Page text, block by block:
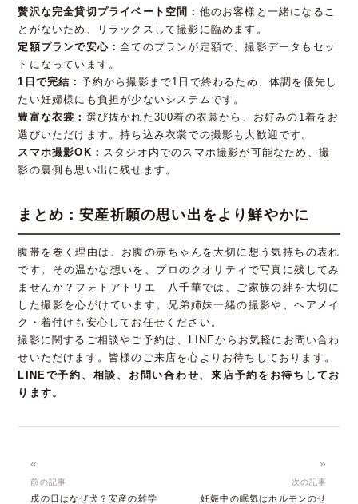
贅沢な完全貸切プライベート空間： 他のお客様と一緒になるこ
とがないため、リラックスして撮影に臨めます。
定額プランで安心：全てのプランが定額で、撮影データもセッ
トになっています。
1日で完結： 予約から撮影まで1日で終わるため、体調を優先し
たい妊婦様にも負担が少ないシステムです。
豊富な衣裳： 選び抜かれた300着の衣裳から、お好みの1着をお
選びいただけます。持ち込み衣裳での撮影も大歓迎です。
スマホ撮影OK： スタジオ内でのスマホ撮影が可能なため、撮
影の裏側も思い出に残せます。
まとめ：安産祈願の思い出をより鮮やかに
腹帯を巻く理由は、お腹の赤ちゃんを大切に想う気持ちの表れ
です。その温かな想いを、プロのクオリティで写真に残してみ
ませんか？フォトアトリエ 八千華では、ご家族の絆を大切に
した撮影を心がけています。兄弟姉妹一緒の撮影や、ヘアメイ
ク・着付けも安心してお任せください。
撮影に関するご相談やご予約は、LINEからお気軽にお問い合わ
せいただけます。皆様のご来店を心よりお待ちしております。
LINEで予約、相談、お問い合わせ、来店予約をお待ちしてお
ります。
«
前の記事
戌の日はなぜ犬？安産の雑学
»
次の記事
妊娠中の眠気はホルモンのせ